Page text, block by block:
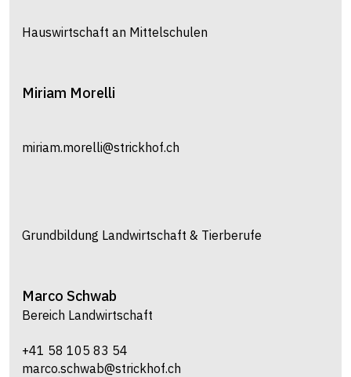
Hauswirtschaft an Mittelschulen
Miriam Morelli
miriam.morelli@strickhof.ch
Grundbildung Landwirtschaft & Tierberufe
Marco Schwab
Bereich Landwirtschaft
+41 58 105 83 54
marco.schwab@strickhof.ch